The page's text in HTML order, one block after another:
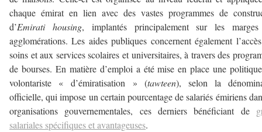
chaque émirat en lien avec des vastes programmes de
d’Emirati housing, implantés principalement sur les
agglomérations. Les aides publiques concernent également
soins et aux services scolaires et universitaires, à travers des
de bourses. En matière d’emploi a été mise en place une
volontariste « d’émiratisation » (tawteen), selon la
officielle, qui impose un certain pourcentage de salariés émiriens
organisations gouvernementales, ces derniers bénéficiant de
salariales spécifiques et avantageuses.